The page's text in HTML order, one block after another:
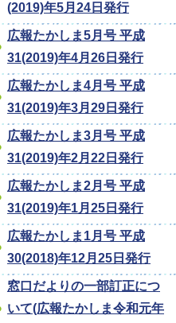
(2019)年5月24日発行
広報たかしま5月号 平成
31(2019)年4月26日発行
広報たかしま4月号 平成
31(2019)年3月29日発行
広報たかしま3月号 平成
31(2019)年2月22日発行
広報たかしま2月号 平成
31(2019)年1月25日発行
広報たかしま1月号 平成
30(2018)年12月25日発行
窓口だよりの一部訂正につ
いて(広報たかしま令和元年